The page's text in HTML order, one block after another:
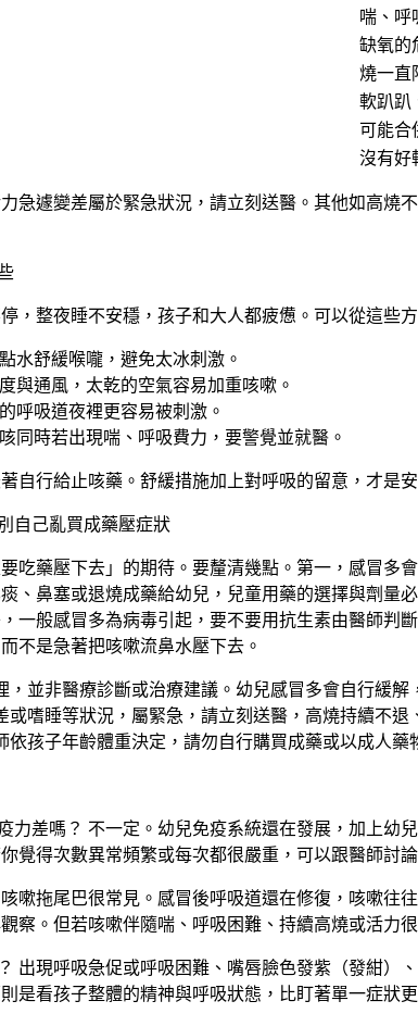
喘、呼
缺氧的
燒一直
軟趴趴
可能合
沒有好
急遽變差屬於緊急狀況，請立刻送醫 。其他如高燒
，整夜睡不安穩，孩子和大人都疲憊。可以從這些
水舒緩喉嚨，避免太冰刺激。
與通風，太乾的空氣容易加重咳嗽。
呼吸道夜裡更容易被刺激。
咳同時若出現喘、呼吸費力，要警覺並就醫。
自行給止咳藥。舒緩措施加上對呼吸的留意，才是
自己亂買成藥壓症狀
吃藥壓下去」的期待。要釐清幾點。第一， 感冒多
、鼻塞或退燒成藥給幼兒 ，兒童用藥的選擇與劑量
，一般感冒多為病毒引起，要不要用抗生素由醫師判
不是急著把咳嗽流鼻水壓下去。
，並非醫療診斷或治療建議。幼兒感冒多會自行緩
或嗜睡等狀況，屬緊急，請立刻送醫，高燒持續不
依孩子年齡體重決定，請勿自行購買成藥或以成人
力差嗎？ 不一定。幼兒免疫系統還在發展，加上幼
覺得次數異常頻繁或每次都很嚴重，可以跟醫師討
咳嗽拖尾巴很常見。感冒後呼吸道還在修復，咳嗽往
察。但若咳嗽伴隨喘、呼吸困難、持續高燒或活力
出現呼吸急促或呼吸困難、嘴唇臉色發紫（發紺）
是看孩子整體的精神與呼吸狀態，比盯著單一症狀